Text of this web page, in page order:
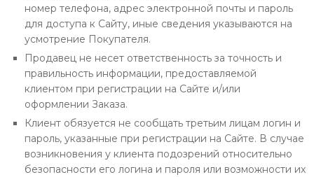
номер телефона, адрес электронной почты и пароль
для доступа к Сайту, иные сведения указываются на
усмотрение Покупателя.
Продавец не несет ответственность за точность и
правильность информации, предоставляемой
клиентом при регистрации на Сайте и/или
оформлении Заказа.
Клиент обязуется не сообщать третьим лицам логин и
пароль, указанные при регистрации на Сайте. В случае
возникновения у клиента подозрений относительно
безопасности его логина и пароля или возможности их